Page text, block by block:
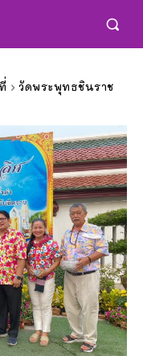
วัดพระพุทธชินราช